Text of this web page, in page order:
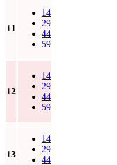
11
14
29
44
59
12
14
29
44
59
13
14
29
44